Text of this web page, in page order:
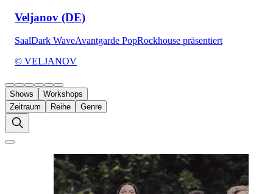
Veljanov (DE)
SaalDark WaveAvantgarde PopRockhouse präsentiert
© VELJANOV
Shows
Workshops
Zeitraum
Reihe Genre